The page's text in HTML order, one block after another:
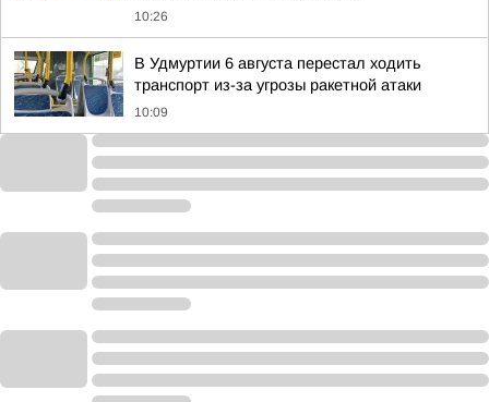
10:26
В Удмуртии 6 августа перестал ходить
транспорт из-за угрозы ракетной атаки
10:09